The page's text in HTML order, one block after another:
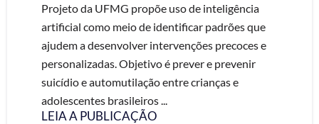
Projeto da UFMG propõe uso de inteligência
artificial como meio de identificar padrões que
ajudem a desenvolver intervenções precoces e
personalizadas. Objetivo é prever e prevenir
suicídio e automutilação entre crianças e
adolescentes brasileiros ...
LEIA A PUBLICAÇÃO